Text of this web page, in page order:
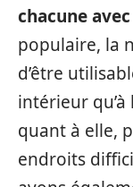
chacune
populaire, la
d’être
intérieur qu’à
quant à elle,
endroits